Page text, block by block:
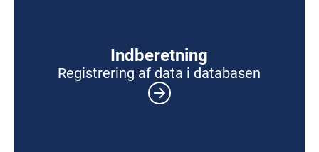
Indberetning
Registrering af data i databasen